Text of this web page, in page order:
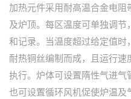
加热元件采用耐高温合金电
及炉顶。每区温度可单独调
和记录。当温度超过给定值
耐热铜丝编制而成，且运行
执行。炉体可设置隋性气进气
也可设置循环风机促使炉温